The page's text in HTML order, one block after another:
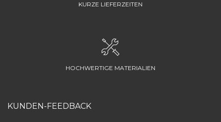
KURZE LIEFERZEITEN
HOCHWERTIGE MATERIALIEN
KUNDEN-FEEDBACK